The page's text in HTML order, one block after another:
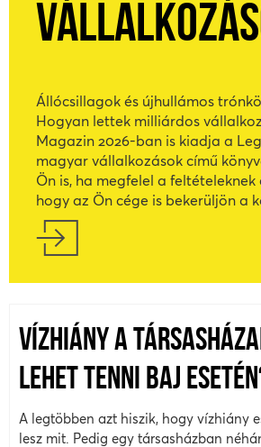
Állócsillagok és újhullámos
Hogyan lettek milliárdos
Magazin 2026-ban is kiadja a
magyar vállalkozások című
Ön is, ha megfelel a feltételeknek
hogy az Ön cége is bekerüljön a
VÍZHIÁNY A
LEHET TENNI BAJ
A legtöbben azt hiszik, hogy vízhiány
lesz mit. Pedig egy társasházban